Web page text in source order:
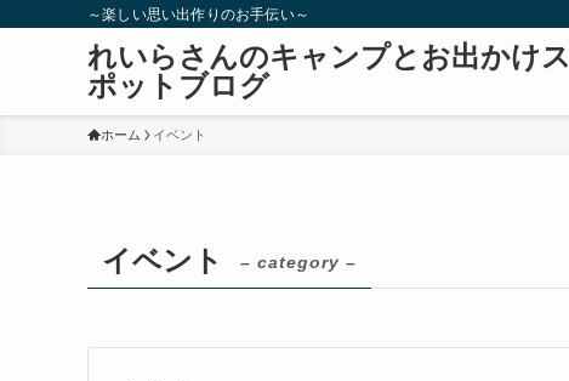
～楽しい思い出作りのお手伝い～
れいらさんのキャンプとお出かけス
ポットブログ
ホーム イベント
イベント – category –